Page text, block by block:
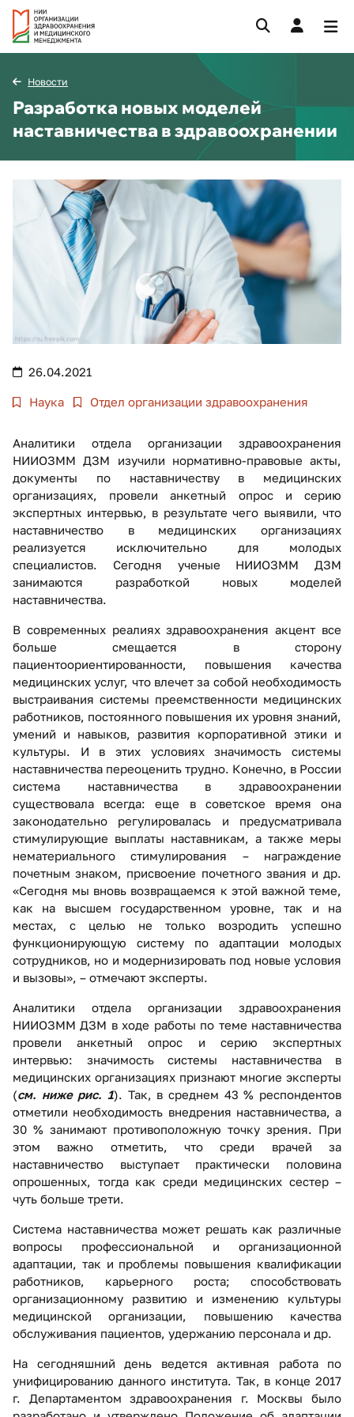
Новости
Разработка новых моделей
наставничества в здравоохранении
26.04.2021
Наука Отдел организации здравоохранения
Аналитики отдела организации здравоохранения
НИИОЗММ ДЗМ изучили нормативно-правовые акты,
документы по наставничеству в медицинских
организациях, провели анкетный опрос и серию
экспертных интервью, в результате чего выявили, что
наставничество в медицинских организациях
реализуется исключительно для молодых
специалистов. Сегодня ученые НИИОЗММ ДЗМ
занимаются разработкой новых моделей
наставничества.
В современных реалиях здравоохранения акцент все
больше смещается в сторону
пациентоориентированности, повышения качества
медицинских услуг, что влечет за собой необходимость
выстраивания системы преемственности медицинских
работников, постоянного повышения их уровня знаний,
умений и навыков, развития корпоративной этики и
культуры. И в этих условиях значимость системы
наставничества переоценить трудно. Конечно, в России
система наставничества в здравоохранении
существовала всегда: еще в советское время она
законодательно регулировалась и предусматривала
стимулирующие выплаты наставникам, а также меры
нематериального стимулирования – награждение
почетным знаком, присвоение почетного звания и др.
«Сегодня мы вновь возвращаемся к этой важной теме,
как на высшем государственном уровне, так и на
местах, с целью не только возродить успешно
функционирующую систему по адаптации молодых
сотрудников, но и модернизировать под новые условия
и вызовы», – отмечают эксперты.
Аналитики отдела организации здравоохранения
НИИОЗММ ДЗМ в ходе работы по теме наставничества
провели анкетный опрос и серию экспертных
интервью: значимость системы наставничества в
медицинских организациях признают многие эксперты
(см. ниже рис. 1). Так, в среднем 43 % респондентов
отметили необходимость внедрения наставничества, а
30 % занимают противоположную точку зрения. При
этом важно отметить, что среди врачей за
наставничество выступает практически половина
опрошенных, тогда как среди медицинских сестер –
чуть больше трети.
Система наставничества может решать как различные
вопросы профессиональной и организационной
адаптации, так и проблемы повышения квалификации
работников, карьерного роста; способствовать
организационному развитию и изменению культуры
медицинской организации, повышению качества
обслуживания пациентов, удержанию персонала и др.
На сегодняшний день ведется активная работа по
унифицированию данного института. Так, в конце 2017
г. Департаментом здравоохранения г. Москвы было